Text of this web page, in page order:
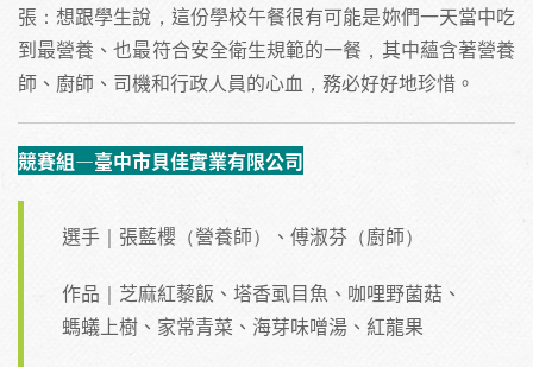
張：想跟學生說，這份學校午餐很有可能是妳們一天當中吃
到最營養、也最符合安全衛生規範的一餐，其中蘊含著營養
師、廚師、司機和行政人員的心血，務必好好地珍惜。
競賽組—臺中市貝佳實業有限公司
選手｜張藍櫻（營養師）、傅淑芬（廚師）
作品｜芝麻紅藜飯、塔香虱目魚、咖哩野菌菇、
螞蟻上樹、家常青菜、海芽味噌湯、紅龍果